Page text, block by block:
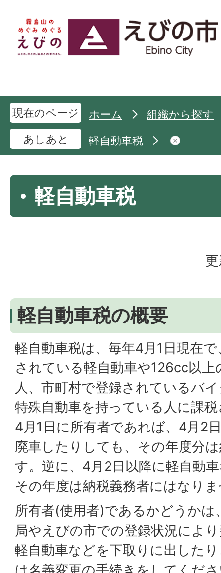
現在のページ ホーム
組織から探す
あしあと
軽自動車税
軽自動車税
軽自動車税の概要
軽自動車税は、毎年4月1日現在
されている軽自動車や126cc以
人、市町村で登録されているバ
特殊自動車を持っている人に課
4月1日に所有者であれば、4月2
廃車したりしても、その年度分
す。逆に、4月2日以降に軽自動
その年度は納税義務者にはなり
所有者(使用者)であるかどうかは
局やえびの市での登録状況によ
軽自動車などを下取りに出した